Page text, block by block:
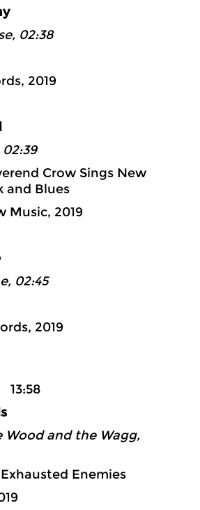
02:38
2019
Crow Sings New
and Blues
Music, 2019
02:45
2019
2:
Wood and the Wagg,
Enemies